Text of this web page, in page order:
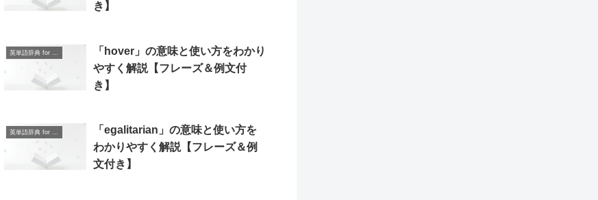
き】
「hover」の意味と使い方をわかり
やすく解説【フレーズ＆例文付
き】
「egalitarian」の意味と使い方を
わかりやすく解説【フレーズ＆例
文付き】